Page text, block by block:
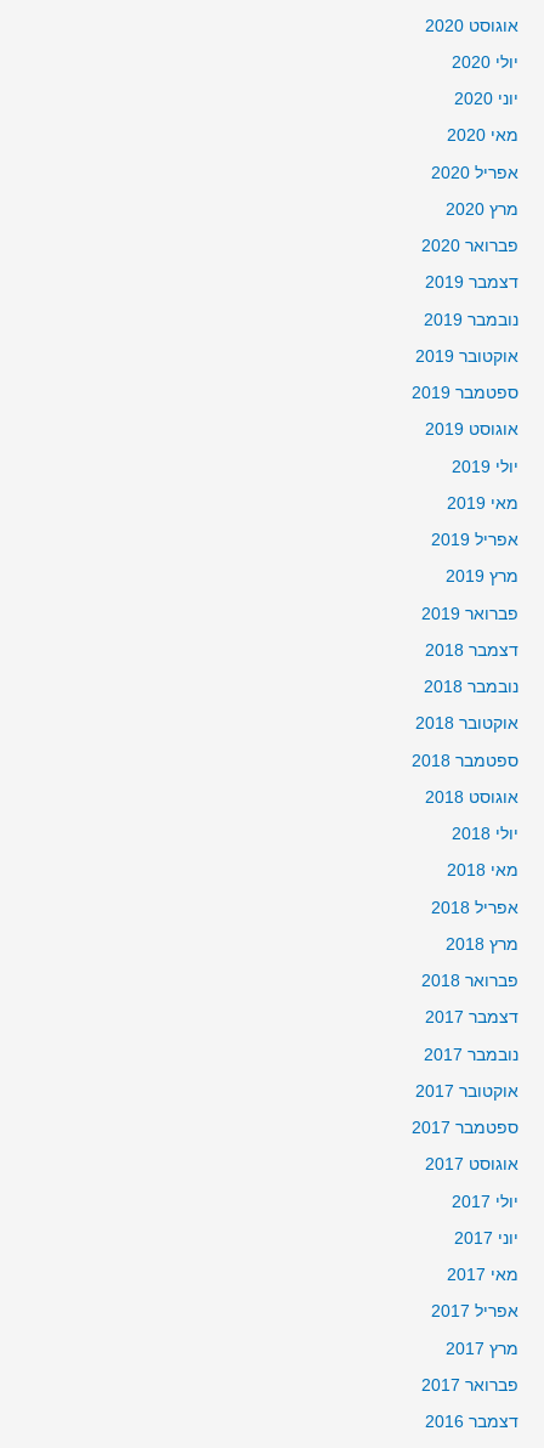
אוגוסט 2020
יולי 2020
יוני 2020
מאי 2020
אפריל 2020
מרץ 2020
פברואר 2020
דצמבר 2019
נובמבר 2019
אוקטובר 2019
ספטמבר 2019
אוגוסט 2019
יולי 2019
מאי 2019
אפריל 2019
מרץ 2019
פברואר 2019
דצמבר 2018
נובמבר 2018
אוקטובר 2018
ספטמבר 2018
אוגוסט 2018
יולי 2018
מאי 2018
אפריל 2018
מרץ 2018
פברואר 2018
דצמבר 2017
נובמבר 2017
אוקטובר 2017
ספטמבר 2017
אוגוסט 2017
יולי 2017
יוני 2017
מאי 2017
אפריל 2017
מרץ 2017
פברואר 2017
דצמבר 2016